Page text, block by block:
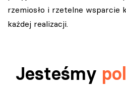
rzemiosło i rzetelne wsparcie
każdej realizacji.
Jesteśmy